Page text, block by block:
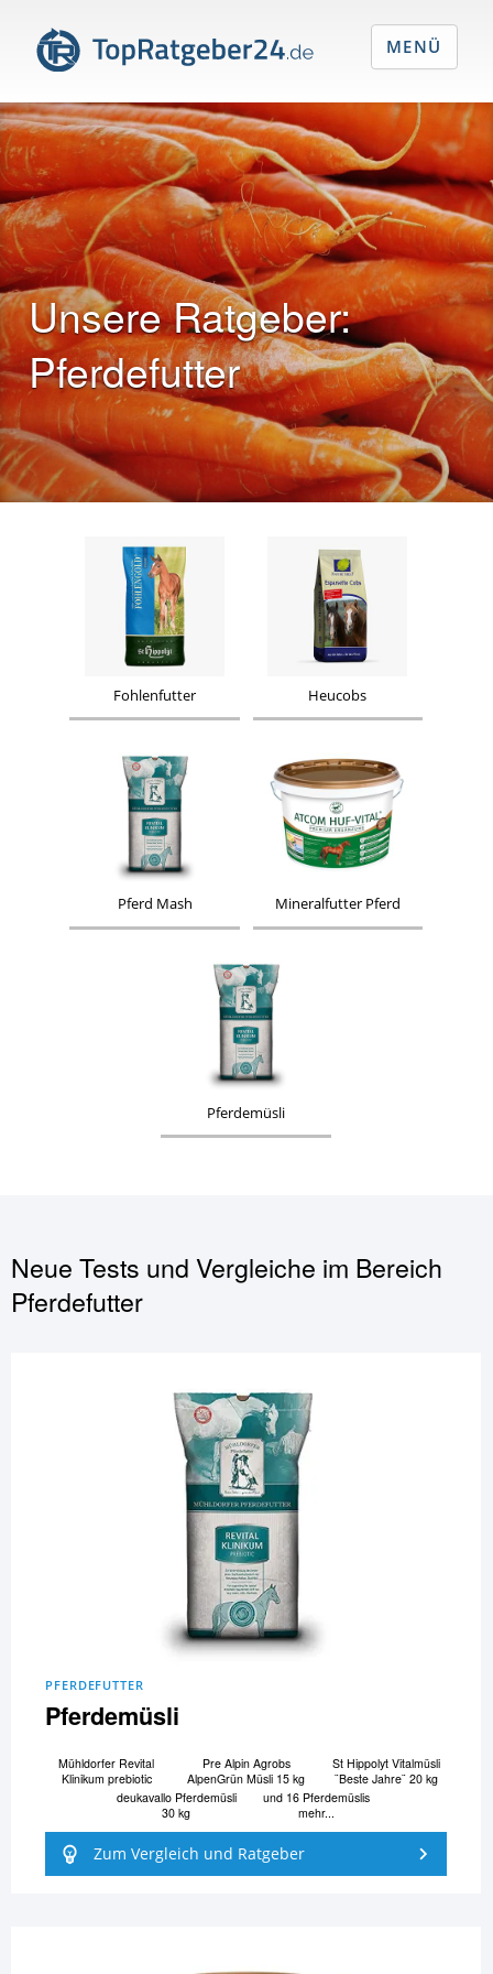
Unsere Ratgeber:
Pferdefutter
Fohlenfutter Heucobs
Pferd Mash Mineralfutter Pferd
Pferdemüsli
Neue Tests und Vergleiche im Bereich
Pferdefutter
PFERDEFUTTER
Pferdemüsli
Mühldorfer Revital
Klinikum prebiotic
Pre Alpin Agrobs
AlpenGrün Müsli 15 kg
St Hippolyt Vitalmüsli
¨Beste Jahre¨ 20 kg
deukavallo Pferdemüsli
30 kg
und 16 Pferdemüslis
mehr...
Zum Vergleich und Ratgeber
MENÜ